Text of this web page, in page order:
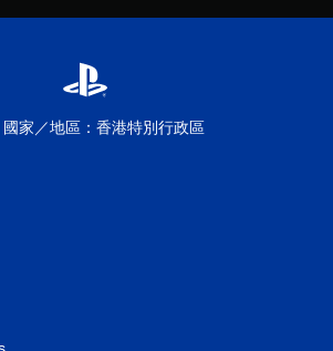
國家／地區：香港特別行政區